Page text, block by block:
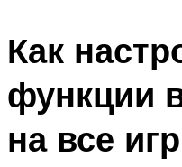
Как
функции
на все